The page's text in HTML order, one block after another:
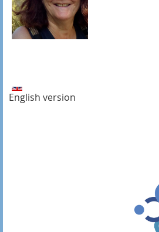
English version